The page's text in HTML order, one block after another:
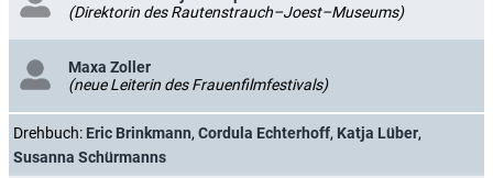
(Direktorin des Rautenstrauch–Joest–Museums)
Maxa Zoller
(neue Leiterin des Frauenfilmfestivals)
Drehbuch: Eric Brinkmann, Cordula Echterhoff, Katja Lüber,
Susanna Schürmanns